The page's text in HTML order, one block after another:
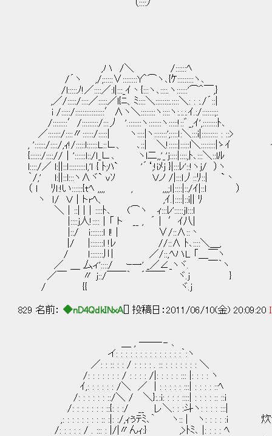
（::::ﾉ
,ハ /＼ /::::::ﾍ
/´ヽ ,/;:::::∨::::::::Y＾⌒ヽ､{ｹ:::::::::ヽ､
/l:::::ﾉ!／::::／:l|:::_ｲ丶{:::ヽ､::::.ヽ::::::'⌒＾￣,}
,／/:::::/::::／:::::／l{ﾆ、ﾐ::::＼::::::::.::::＼: : :./´::|
i /:::::/::::::::::::::::′∧ヽ＼::::::::ヽ::::ヽ:.:.:.ｲ.:/:::::::;:
/::::::::′/:::::::::/:::丿 '.:::::::ヽ:::::::ヽ:::::!::゛_,ｲ',::::::::ﾄ､
／:::::::/::::〃::::::/:::::| ヽ::::|ヽ:::::::';::::ｌ:＼:::i|::::::::: : ::>
, '::::::/::::/,ｨ!/:::::l::::::L::∟、 ､::| ＼!:::::|:::::l＼::::::::|ゝｲ
{::::::/:::://｜'::::::l::/ｌ_∟､ ヽl二,,'_'j::::|::::,ﾄ､:::＼::lﾙ
l::::/／ l:||::ｌ:::::::::l,'ｌ { ﾄ;ﾊ` '´‘;!iﾒj }|:::ﾚ'::!ヽj/ ）ヽ
｀/,' l:||::l:::ヽ∧ヾ` vｿ Ｖノ /|:::l丿::ﾘ::| `丶
（ l ﾘｌ:!い::::::{tﾍ ,,,, , ,,,;ｌ|::::|::/ｲ|::l ）
ヽ ｌ/ Ｖ｜トrﾍ、 ,ｲ.|::::|::i|| ﾘ
＼｜::| |｜::::ﾄ､ (⌒ヽ ｨ:::ﾚ':::::jl:::l
|::::j人!::::｜「 ト __ , ´｜ ′ｲ八|
|::/ i:::::::ｌ l! | ∨/::∧::丶
|/ |:::::::l !ﾚ //::∧ ﾄ､::::＼＿,
/ ｌ:::::::川 ／/::,ﾍハL 「＿￣ヽ
／ ＿ 厶ィ'::::/ ｰ一' _／∠_ヽヾ. ￣｀ヽ
／￣ 〃 j::/￣￣｀ ´￣￣ ヾ.j }
/ {{ ヾ.j
829 名前： ◆nD4QdkINxA[] 投稿日：2011/06/10(金) 20:09:20
＿ , ――‐- ､
イ: : : : : : : : : : : : : :｀:ヽ
／: : :: : : / : : : : . :: : : : : : : : ＼
/: : : : : : : / : : : : /|: : : : : ::: |: : : : ヽ
ｲ,: : : : : : /＼ ／ | : : : : : :::| : : : : ::ﾍ
/: : : : : : ::/＼ / ＼}:.:i: : : : ::::| : : : : :: ::i
/: : : : : : : ::{: : :/ __ レ＼: : :斗ヽ: : : : :::|
,: : : : : : : : :: :|: :/,ｨぅﾃﾐ､｀ ヽ:: | ヽ: : : : :i 炊き出し
/: : : : : / . ::: : |/|〃んｨ:} ,>ﾄﾐ､ |: : : : ﾍ